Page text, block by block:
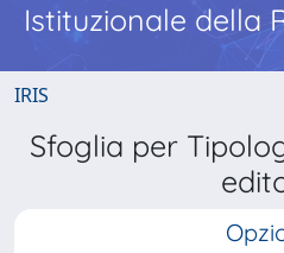
Istituzionale della
IRIS
Sfoglia per